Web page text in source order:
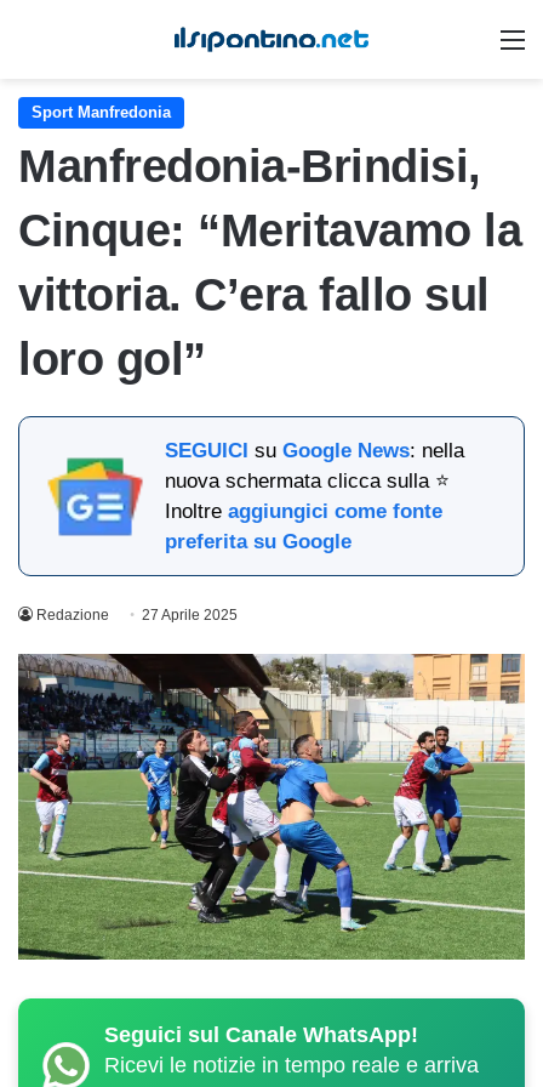
Sport Manfredonia
Manfredonia-Brindisi,
Cinque: “Meritavamo la
vittoria. C’era fallo sul
loro gol”
SEGUICI suGoogle News: nella
nuova schermata clicca sulla ⭐
Inoltreaggiungici come fonte
preferita su Google
Redazione 27 Aprile 2025
Seguici sul Canale WhatsApp!
Ricevi le notizie in tempo reale e arriva